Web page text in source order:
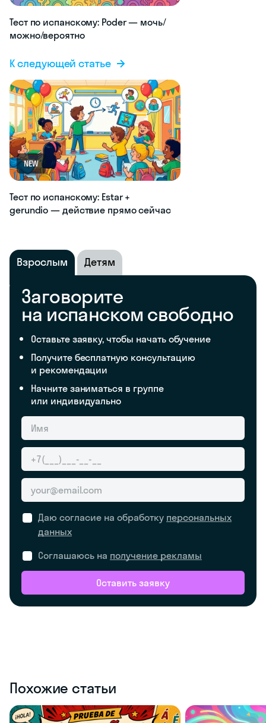
Тест по испанскому: Poder — мочь/
можно/вероятно
К следующей статье
NEW
Тест по испанскому: Estar +
gerundio — действие прямо сейчас
Взрослым Детям
Заговорите
на испанском свободно
Оставьте заявку, чтобы начать обучение
Получите бесплатную консультацию
и рекомендации
Начните заниматься в группе
или индивидуально
Даю согласие на обработку персональных
данных
Соглашаюсь на получение рекламы
Оставить заявку
Похожие статьи